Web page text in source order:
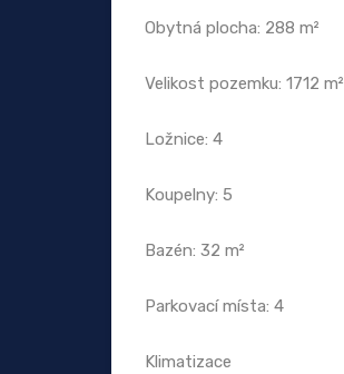
Obytná plocha: 288 m²
Velikost pozemku: 1712 m²
Ložnice: 4
Koupelny: 5
Bazén: 32 m²
Parkovací místa: 4
Klimatizace